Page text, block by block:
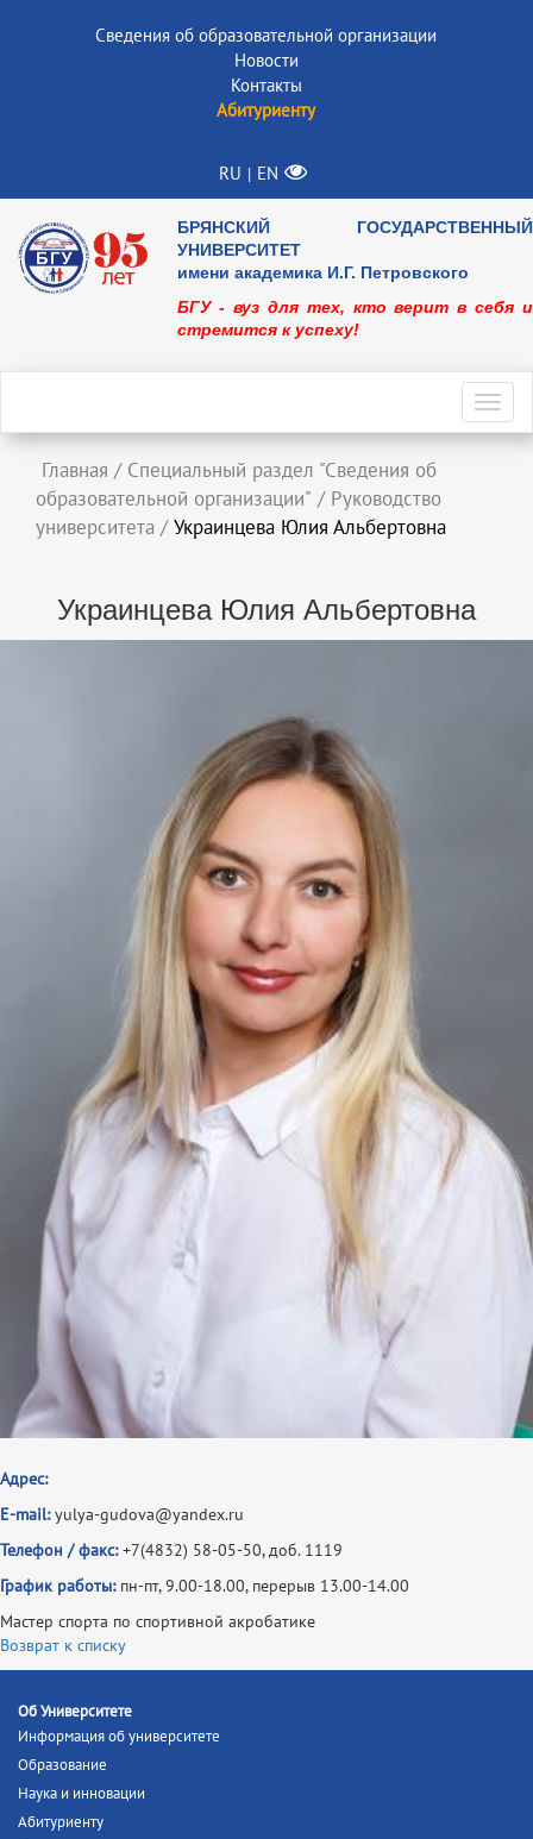
Сведения об образовательной организации
Новости
Контакты
Абитуриенту
RU | EN
БРЯНСКИЙ ГОСУДАРСТВЕННЫЙ
УНИВЕРСИТЕТ
имени академика И.Г. Петровского
БГУ - вуз для тех, кто верит в себя и
стремится к успеху!
Главная / Специальный раздел "Сведения об
образовательной организации" / Руководство
университета / Украинцева Юлия Альбертовна
Украинцева Юлия Альбертовна
Адрес:
E-mail: yulya-gudova@yandex.ru
Телефон / факс: +7(4832) 58-05-50, доб. 1119
График работы: пн-пт, 9.00-18.00, перерыв 13.00-14.00
Мастер спорта по спортивной акробатике
Возврат к списку
Об Университете
Информация об университете
Образование
Наука и инновации
Абитуриенту